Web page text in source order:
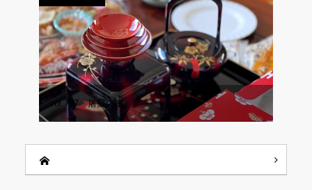
vol.737 屠蘇の儀